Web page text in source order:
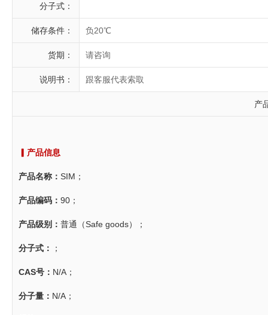
分子式：
储存条件： 负20℃
货期： 请咨询
说明书： 跟客服代表索取
产
▎产品信息
产品名称： SIM；
产品编码： 90；
产品级别： 普通（Safe goods）；
分子式： ；
CAS号： N/A；
分子量： N/A；